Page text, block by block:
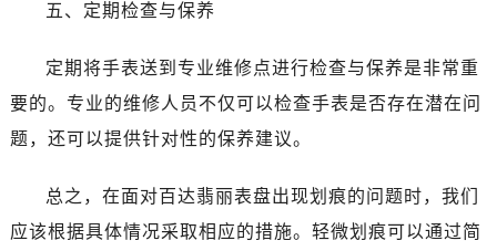
五、定期检查与保养
定期将手表送到专业维修点进行检查与保养是非常重
要的。专业的维修人员不仅可以检查手表是否存在潜在问
题，还可以提供针对性的保养建议。
总之，在面对百达翡丽表盘出现划痕的问题时，我们
应该根据具体情况采取相应的措施。轻微划痕可以通过简